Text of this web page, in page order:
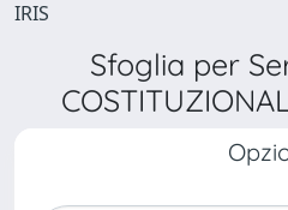
IRIS
Sfoglia per